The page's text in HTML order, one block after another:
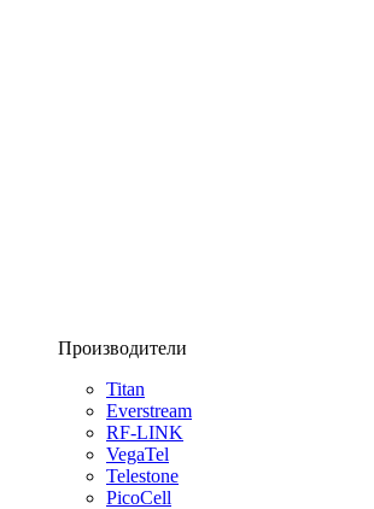
Производители
Titan
Everstream
RF-LINK
VegaTel
Telestone
PicoCell